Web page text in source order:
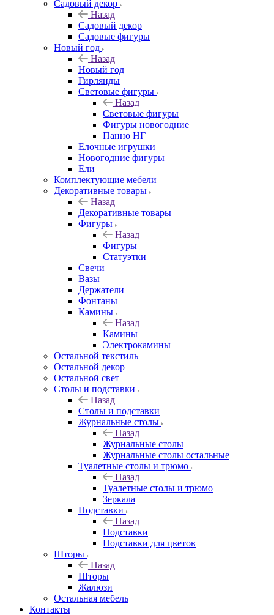
Садовый декор
Назад
Садовый декор
Садовые фигуры
Новый год
Назад
Новый год
Гирлянды
Световые фигуры
Назад
Световые фигуры
Фигуры новогодние
Панно НГ
Елочные игрушки
Новогодние фигуры
Ели
Комплектующие мебели
Декоративные товары
Назад
Декоративные товары
Фигуры
Назад
Фигуры
Статуэтки
Свечи
Вазы
Держатели
Фонтаны
Камины
Назад
Камины
Электрокамины
Остальной текстиль
Остальной декор
Остальной свет
Столы и подставки
Назад
Столы и подставки
Журнальные столы
Назад
Журнальные столы
Журнальные столы остальные
Туалетные столы и трюмо
Назад
Туалетные столы и трюмо
Зеркала
Подставки
Назад
Подставки
Подставки для цветов
Шторы
Назад
Шторы
Жалюзи
Остальная мебель
Контакты